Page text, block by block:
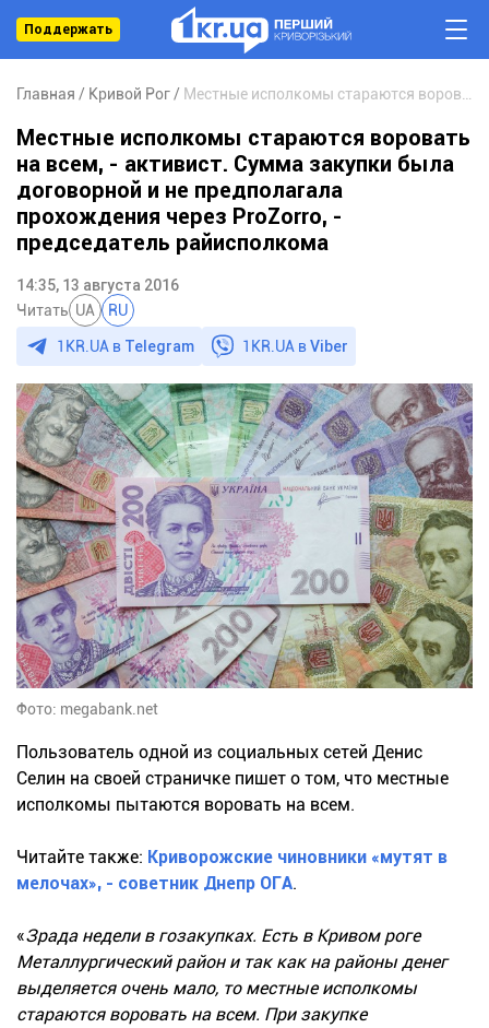
Поддержать
Главная Кривой Рог
Местные исполкомы стараются воровать
на всем, - активист. Сумма закупки была
договорной и не предполагала
прохождения через ProZorro, -
председатель райисполкома
14:35, 13 августа 2016
Читать UA RU
1KR.UA в Telegram 1KR.UA вViber
Фото: megabank.net
Пользователь одной из социальных сетей Денис
Селин на своей страничке пишет о том, что местные
исполкомы пытаются воровать на всем.
Читайте также: Криворожские чиновники «мутят в
мелочах», - советник Днепр ОГА.
«Зрада недели в гозакупках. Есть в Кривом роге
Металлургический район и так как на районы денег
выделяется очень мало, то местные исполкомы
стараются воровать на всем. При закупке